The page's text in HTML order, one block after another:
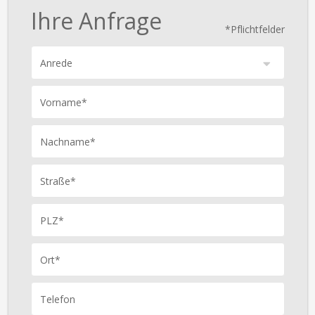
*Pflichtfelder
Ihre Anfrage
Anrede
Vorname*
Nachname*
Straße*
PLZ*
Ort*
Telefon